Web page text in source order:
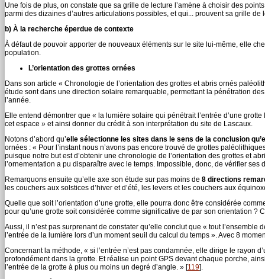
Une fois de plus, on constate que sa grille de lecture l’amène à choisir des
parmi des dizaines d’autres articulations possibles, et qui... prouvent sa grille
b) À la recherche éperdue de contexte
À défaut de pouvoir apporter de nouveaux éléments sur le site lui-même, elle
population.
L’orientation des grottes ornées
Dans son article « Chronologie de l’orientation des grottes et abris ornés
étude sont dans une direction solaire remarquable, permettant la pénétration
l’année.
Elle entend démontrer que « la lumière solaire qui pénétrait l’entrée d’une
cet espace » et ainsi donner du crédit à son interprétation du site de Lascaux.
Notons d’abord qu’elle sélectionne les sites dans le sens de la conclusion
ornées : « Pour l’instant nous n’avons pas encore trouvé de grottes
puisque notre but est d’obtenir une chronologie de l’orientation des grottes et
l’ornementation a pu disparaître avec le temps. Impossible, donc, de vérifier ses
Remarquons ensuite qu’elle axe son étude sur pas moins de 8 directions
les couchers aux solstices d’hiver et d’été, les levers et les couchers aux
Quelle que soit l’orientation d’une grotte, elle pourra donc être considérée
pour qu’une grotte soit considérée comme significative de par son orientation ?
Aussi, il n’est pas surprenant de constater qu’elle conclut que « tout
l’entrée de la lumière lors d’un moment seuil du calcul du temps ». Avec 8
Concernant la méthode, « si l’entrée n’est pas condamnée, elle dirige le rayon
profondément dans la grotte. Et réalise un point GPS devant chaque porche,
l’entrée de la grotte à plus ou moins un degré d’angle. » [119]